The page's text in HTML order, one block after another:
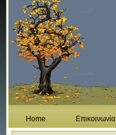
Home Επικοινωνία